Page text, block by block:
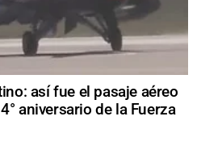
así fue el pasaje aéreo
aniversario de la Fuerza